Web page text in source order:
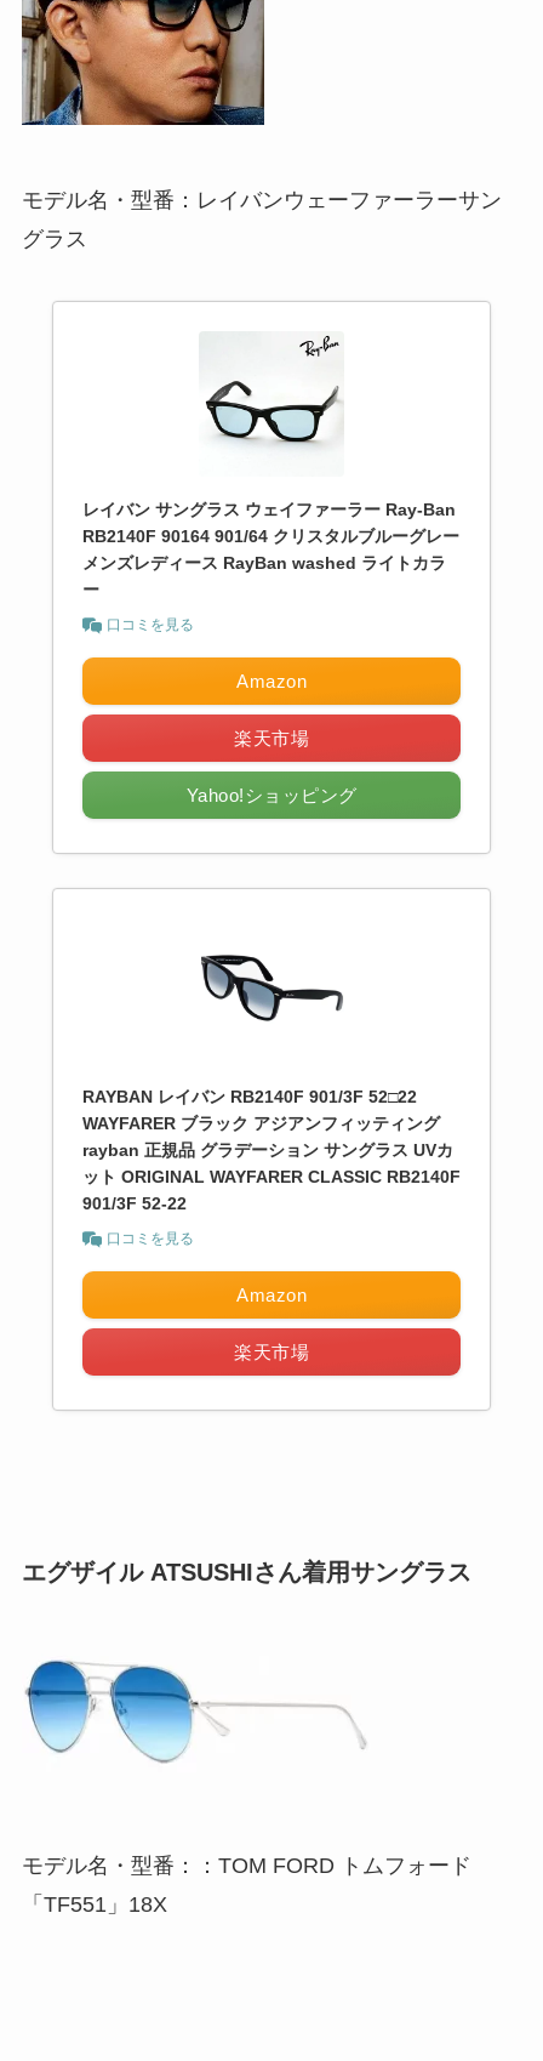
モデル名・型番：レイバンウェーファーラーサン
グラス
レイバン サングラス ウェイファーラー Ray-Ban
RB2140F 90164 901/64 クリスタルブルーグレー
メンズレディース RayBan washed ライトカラ
ー
口コミを見る
Amazon
楽天市場
Yahoo!ショッピング
RAYBAN レイバン RB2140F 901/3F 52□22
WAYFARER ブラック アジアンフィッティング
rayban 正規品 グラデーション サングラス UVカ
ット ORIGINAL WAYFARER CLASSIC RB2140F
901/3F 52-22
口コミを見る
Amazon
楽天市場
エグザイル ATSUSHIさん着用サングラス
モデル名・型番：：TOM FORD トムフォード
「TF551」18X